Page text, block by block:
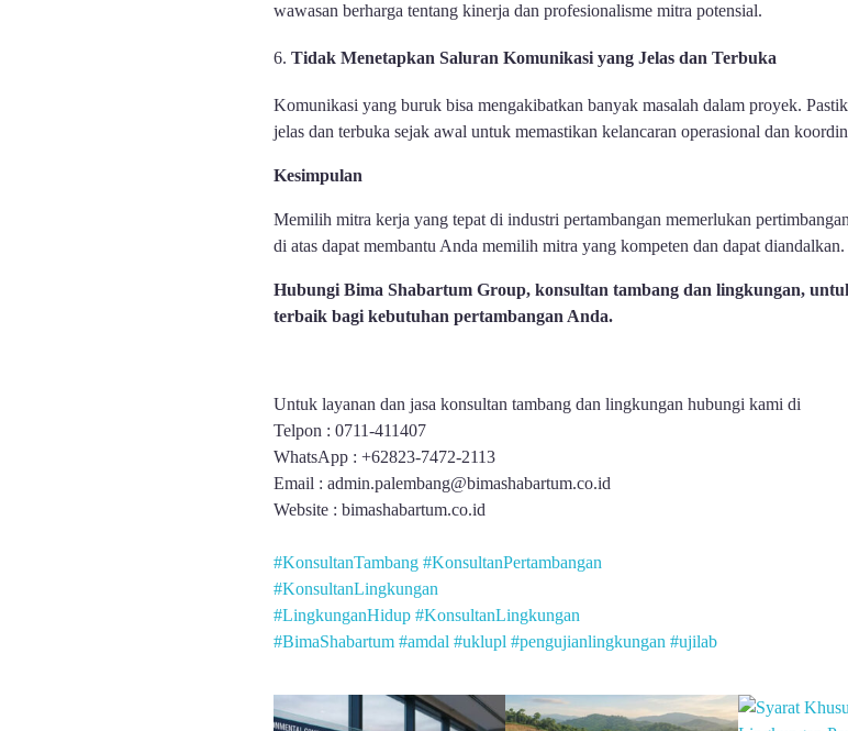
wawasan berharga tentang kinerja dan profesionalisme mitra potensial.
Tidak Menetapkan Saluran Komunikasi yang Jelas dan Terbuka
Komunikasi yang buruk bisa mengakibatkan banyak masalah dalam proyek.
jelas dan terbuka sejak awal untuk memastikan kelancaran operasional dan
Kesimpulan
Memilih mitra kerja yang tepat di industri pertambangan memerlukan
di atas dapat membantu Anda memilih mitra yang kompeten dan dapat diandalkan.
Hubungi Bima Shabartum Group, konsultan tambang dan lingkungan,
terbaik bagi kebutuhan pertambangan Anda.
Untuk layanan dan jasa konsultan tambang dan lingkungan hubungi kami di
Telpon : 0711-411407
WhatsApp : +62823-7472-2113
Email : admin.palembang@bimashabartum.co.id
Website : bimashabartum.co.id
#KonsultanTambang #KonsultanPertambangan
#KonsultanLingkungan
#LingkunganHidup #KonsultanLingkungan
#BimaShabartum #amdal #uklupl #pengujianlingkungan #ujilab